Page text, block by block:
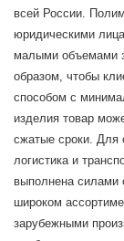
всей России.
юридическими
малыми объемами
образом, чтобы
способом с
изделия товар
сжатые сроки. Для
логистика и
выполнена силами
широком
зарубежными